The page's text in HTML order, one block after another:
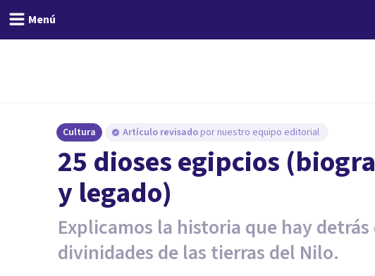
Menú
Cultura Artículo revisado por nuestro equipo editorial
25 dioses egipcios
y legado)
Explicamos la historia que hay
divinidades de las tierras del Nilo.